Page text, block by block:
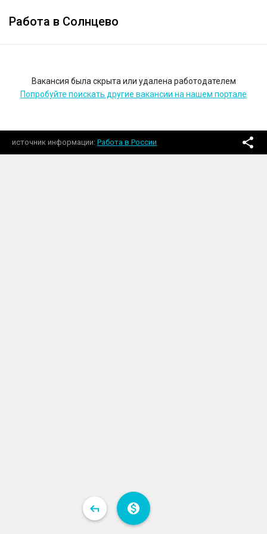
Работа в Солнцево
Вакансия была скрыта или удалена работодателем
Попробуйте поискать другие вакансии на нашем портале
источник информации Работа в России